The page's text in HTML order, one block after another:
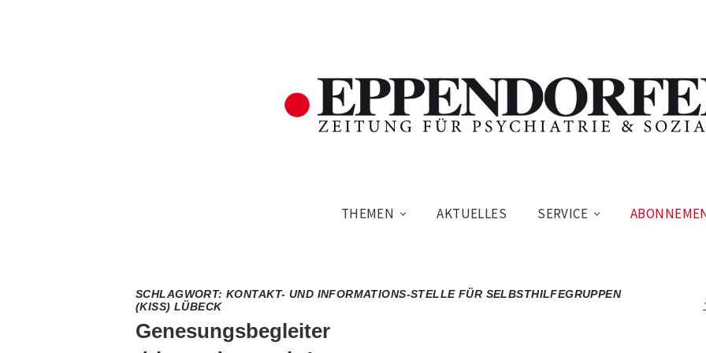
THEMEN AKTUELLES SERVICE
SCHLAGWORT:KONTAKT- UND INFORMATIONS-STELLE FÜR SELBSTHILFEGRUPPEN
(KISS) LÜBECK
Genesungsbegleiter